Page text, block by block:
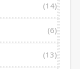
(14)
(6)
(13)